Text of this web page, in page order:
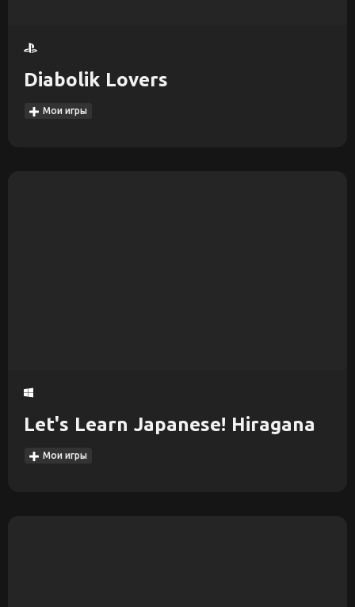
Diabolik Lovers
Мои игры
Let's Learn Japanese! Hiragana
Мои игры